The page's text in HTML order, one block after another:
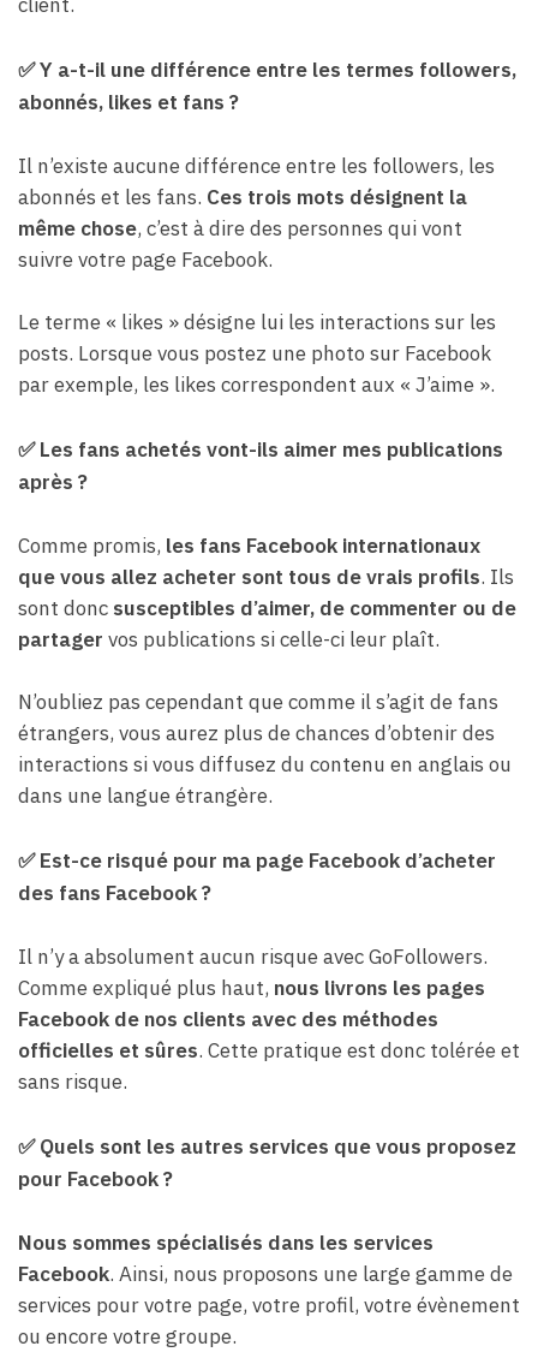
✅ Y a-t-il une différence entre les termes followers,
abonnés, likes et fans ?
Il n’existe aucune différence entre les followers, les
abonnés et les fans. Ces trois mots désignent la
même chose, c’est à dire des personnes qui vont
suivre votre page Facebook.
Le terme « likes » désigne lui les interactions sur les
posts. Lorsque vous postez une photo sur Facebook
par exemple, les likes correspondent aux « J’aime ».
✅ Les fans achetés vont-ils aimer mes publications
après ?
Comme promis, les fans Facebook internationaux
que vous allez acheter sont tous de vrais profils. Ils
sont donc susceptibles d’aimer, de commenter ou de
partager vos publications si celle-ci leur plaît.
N’oubliez pas cependant que comme il s’agit de fans
étrangers, vous aurez plus de chances d’obtenir des
interactions si vous diffusez du contenu en anglais ou
dans une langue étrangère.
✅ Est-ce risqué pour ma page Facebook d’acheter
des fans Facebook ?
Il n’y a absolument aucun risque avec GoFollowers.
Comme expliqué plus haut, nous livrons les pages
Facebook de nos clients avec des méthodes
officielles et sûres. Cette pratique est donc tolérée et
sans risque.
✅Quels sont les autres services que vous proposez
pour Facebook ?
Nous sommes spécialisés dans les services
Facebook. Ainsi, nous proposons une large gamme de
services pour votre page, votre profil, votre évènement
ou encore votre groupe.